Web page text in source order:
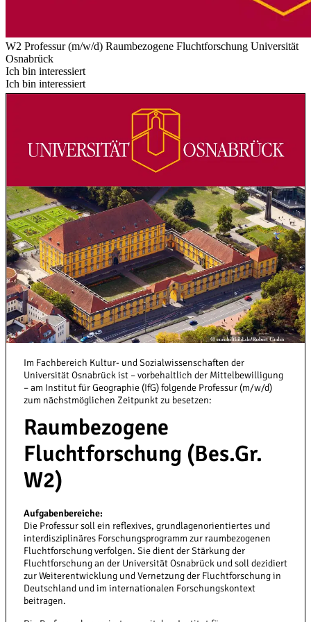
W2 Professur (m/w/d) Raumbezogene Fluchtforschung Universität
Osnabrück
Ich bin interessiert
Ich bin interessiert
Im Fachbereich Kultur- und Sozialwissenschaften der
Universität Osnabrück ist – vorbehaltlich der Mittelbewilligung
– am Institut für Geographie (IfG) folgende Professur (m/w/d)
zum nächstmöglichen Zeitpunkt zu besetzen:
Raumbezogene
Fluchtforschung (Bes.Gr.
W2)
Aufgabenbereiche:
Die Professur soll ein reflexives, grundlagen­orientiertes und
interdisziplinäres Forschungs­programm zur raumbezogenen
Fluchtforschung verfolgen. Sie dient der Stärkung der
Fluchtforschung an der Universität Osnabrück und soll dezidiert
zur Weiterentwicklung und Vernetzung der Fluchtforschung in
Deutschland und im internationalen Forschungskontext
beitragen.